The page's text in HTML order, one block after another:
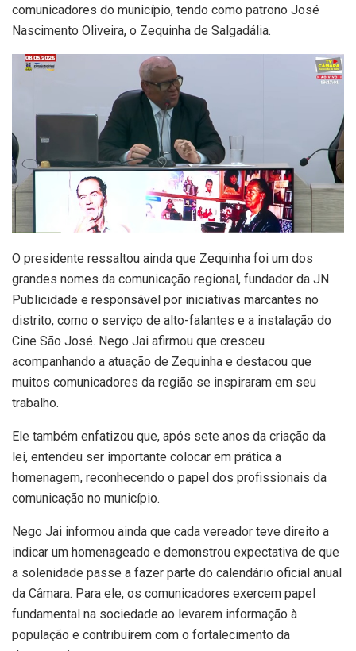
comunicadores do município, tendo como patrono José
Nascimento Oliveira, o Zequinha de Salgadália.
O presidente ressaltou ainda que Zequinha foi um dos
grandes nomes da comunicação regional, fundador da JN
Publicidade e responsável por iniciativas marcantes no
distrito, como o serviço de alto-falantes e a instalação do
Cine São José. Nego Jai afirmou que cresceu
acompanhando a atuação de Zequinha e destacou que
muitos comunicadores da região se inspiraram em seu
trabalho.
Ele também enfatizou que, após sete anos da criação da
lei, entendeu ser importante colocar em prática a
homenagem, reconhecendo o papel dos profissionais da
comunicação no município.
Nego Jai informou ainda que cada vereador teve direito a
indicar um homenageado e demonstrou expectativa de que
a solenidade passe a fazer parte do calendário oficial anual
da Câmara. Para ele, os comunicadores exercem papel
fundamental na sociedade ao levarem informação à
população e contribuírem com o fortalecimento da